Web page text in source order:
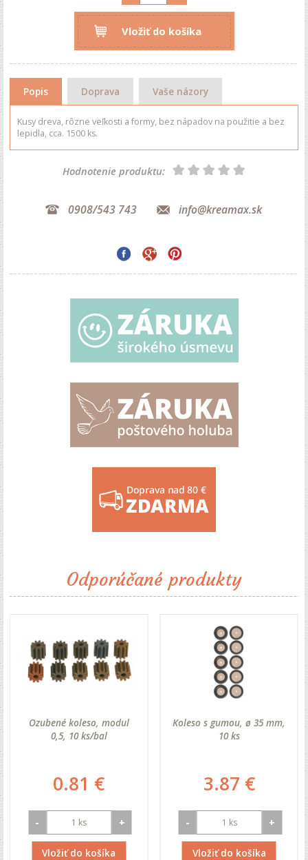
Vložiť do košíka
Popis Doprava Vaše názory
Kusy dreva, rôzne veľkosti a formy, bez nápadov na použitie a bez
lepidla, cca. 1500 ks.
Hodnotenie produktu:
0908/543 743 info@kreamax.sk
Odporúčané produkty
Ozubené koleso, modul
0,5, 10 ks/bal
0.81 €
- +
Vložiť do košíka
Koleso s gumou, ø 35 mm,
10 ks
3.87 €
- +
Vložiť do košíka